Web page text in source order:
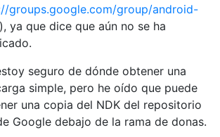
groups.google.com/group/android-
), ya que dice que aún no se ha
seguro de dónde obtener una
simple, pero he oído que puede
una copia del NDK del repositorio
Google debajo de la rama de donas.